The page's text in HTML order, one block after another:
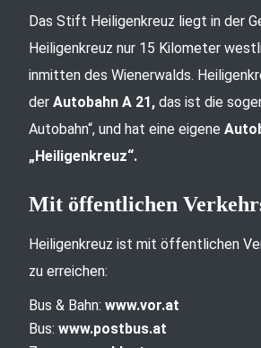
Das Stift Heiligenkreuz liegt in der
Heiligenkreuz nur 15 Kilometer
inmitten des Wienerwalds.
der Autobahn A 21, das ist die
Autobahn“, und hat eine eigene
„Heiligenkreuz“.
Mit öffentlichen
Heiligenkreuz ist mit öffentlichen
zu erreichen:
Bus & Bahn: www.vor.at
Bus: www.postbus.at